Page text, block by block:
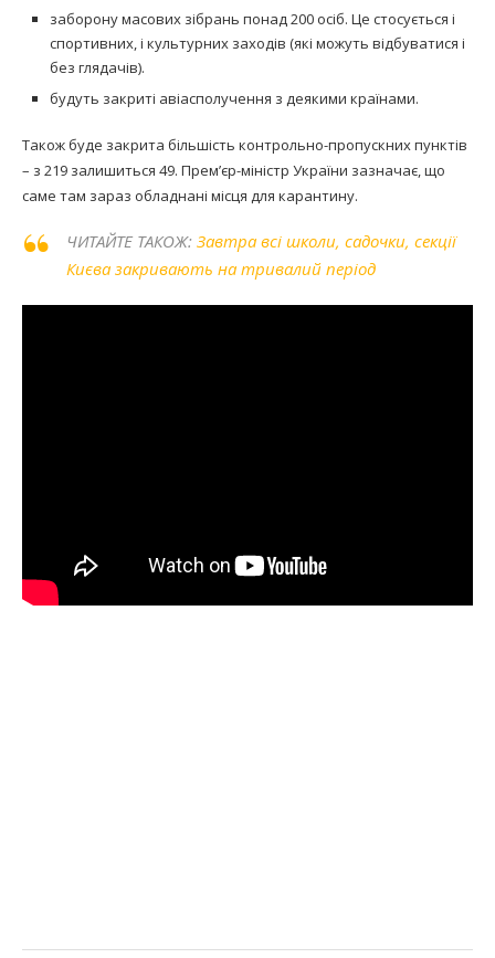
заборону масових зібрань понад 200 осіб. Це стосується і
спортивних, і культурних заходів (які можуть відбуватися і
без глядачів).
будуть закриті авіасполучення з деякими країнами.
Також буде закрита більшість контрольно-пропускних пунктів
– з 219 залишиться 49. Прем’єр-міністр України зазначає, що
саме там зараз обладнані місця для карантину.
ЧИТАЙТЕ ТАКОЖ: Завтра всі школи, садочки, секції
Києва закривають на тривалий період